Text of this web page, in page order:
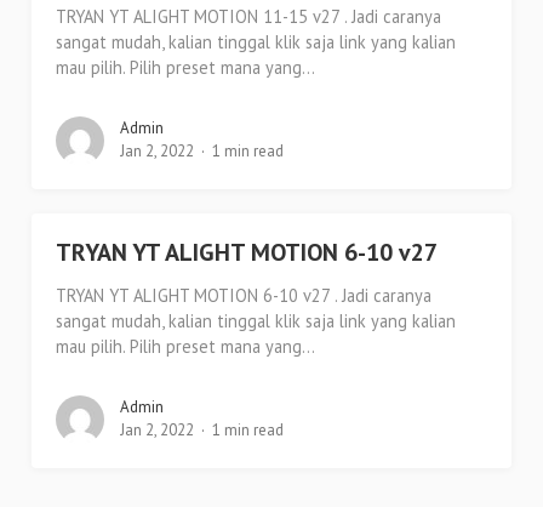
TRYAN YT ALIGHT MOTION 11-15 v27 . Jadi caranya
sangat mudah, kalian tinggal klik saja link yang kalian
mau pilih. Pilih preset mana yang...
Admin
Jan 2, 2022
1 min read
TRYAN YT ALIGHT MOTION 6-10 v27
TRYAN YT ALIGHT MOTION 6-10 v27 . Jadi caranya
sangat mudah, kalian tinggal klik saja link yang kalian
mau pilih. Pilih preset mana yang...
Admin
Jan 2, 2022
1 min read